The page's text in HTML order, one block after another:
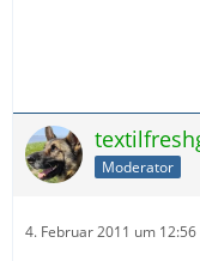
Moderator
4. Februar 2011 um 12:56